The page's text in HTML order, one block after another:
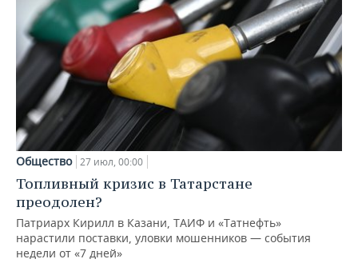
Общество 27 июл, 00:00
Топливный кризис в Татарстане
преодолен?
Патриарх Кирилл в Казани, ТАИФ и «Татнефть»
нарастили поставки, уловки мошенников — события
недели от «7 дней»